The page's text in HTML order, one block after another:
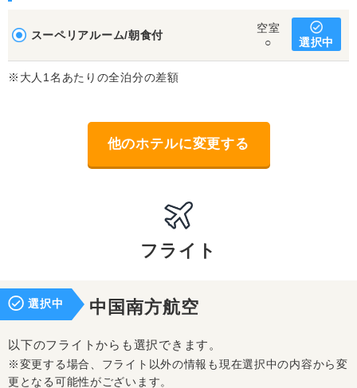
スーペリアルーム/朝食付
空室
○
選択中
※大人1名あたりの全泊分の差額
他のホテルに変更する
フライト
選択中 中国南方航空
以下のフライトからも選択できます。
※変更する場合、フライト以外の情報も現在選択中の内容から変
更となる可能性がございます。